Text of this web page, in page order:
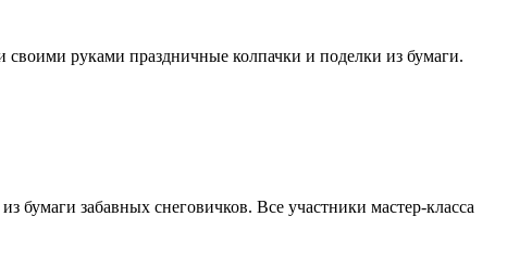
своими руками праздничные колпачки и поделки из бумаги.
бумаги забавных снеговичков. Все участники мастер-класса